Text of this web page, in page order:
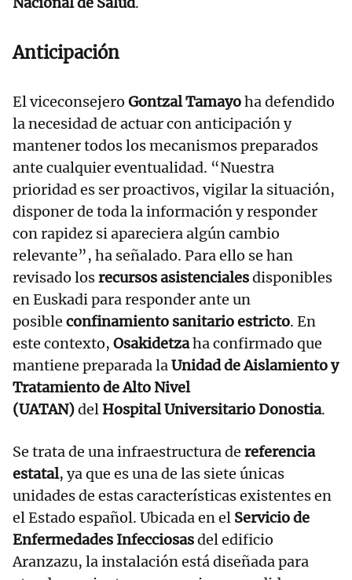
Anticipación
El viceconsejero Gontzal Tamayoha defendido
la necesidad de actuar con anticipación y
mantener todos los mecanismos preparados
ante cualquier eventualidad. “Nuestra
prioridad es ser proactivos, vigilar la situación,
disponer de toda la información y responder
con rapidez si apareciera algún cambio
relevante”, ha señalado. Para ello se han
revisado losrecursos asistencialesdisponibles
en Euskadi para responder ante un
posible confinamiento sanitario estricto. En
este contexto, Osakidetzaha confirmado que
mantiene preparada laUnidad de Aislamiento y
Tratamiento de Alto Nivel
(UATAN)del Hospital Universitario Donostia.
Se trata de una infraestructura de referencia
estatal, ya que es una de las siete únicas
unidades de estas características existentes en
el Estado español. Ubicada en el Servicio de
Enfermedades Infecciosasdel edificio
Aranzazu, la instalación está diseñada para